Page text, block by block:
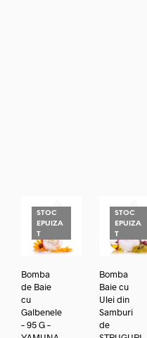
STOC
EPUIZA
T
Bomba
de Baie
cu
Galbenele
– 95 G –
STOC
EPUIZA
T
Bomba
Baie cu
Ulei din
Samburi
de